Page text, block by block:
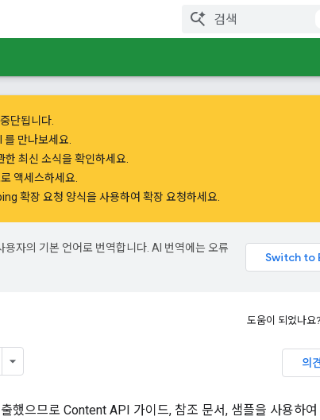
단됩니다.
를 만나보세요.
최신 소식을 확인하세요.
액세스하세요.
확장 요청 양식을 사용하여 확장 요청하세요
자의 기본 언어로 번역합니다. AI 번역에는 오류
도움이 되었나요?
의
했으므로 Content API 가이드, 참조 문서, 샘플을 사용하